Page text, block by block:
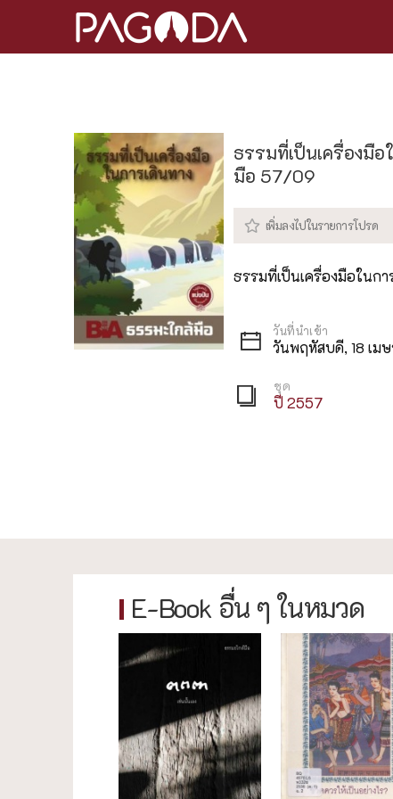
ธรรมที่เป็นเครื่องมือ
มือ 57/09
ธรรมที่เป็นเครื่องมือในกา
วันพฤหัสบดี, 18 เม
ชุด
ปี 2557
E-Book อื่น ๆ ในหมวด